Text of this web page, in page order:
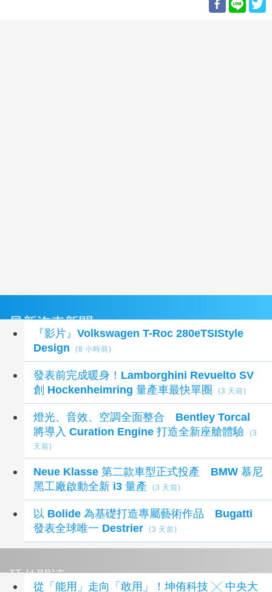
最新汽車新聞
『影片』Volkswagen T-Roc 280eTSIStyle
Design
(8 小時前)
發表前完成暖身！Lamborghini Revuelto SV
創 Hockenheimring 量產車最快單圈
(3 天前)
燈光、音效、空調全面整合 Bentley Torcal
將導入 Curation Engine 打造全新座艙體驗
(3
天前)
Neue Klasse 第二款車型正式投產 BMW 慕尼
黑工廠啟動全新 i3 量產
(3 天前)
以 Bolide 為基礎打造專屬藝術作品 Bugatti
發表全球唯一 Destrier
(3 天前)
延伸閱讀
從「能用」走向「敢用」！坤侑科技 ╳ 中央大